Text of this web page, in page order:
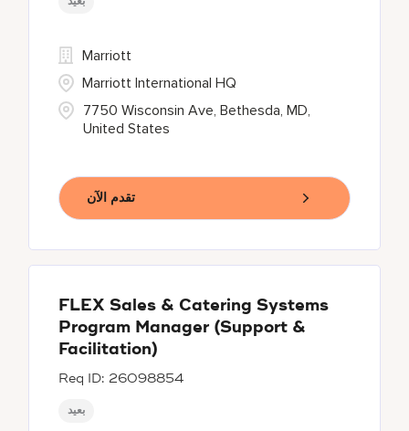
7750 Wisconsin Ave, Bethesda, MD,
United States
Marriott
Marriott International HQ
تقدم الآن
FLEX Sales & Catering Systems
Program Manager (Support &
Facilitation)
26098854
بعيد